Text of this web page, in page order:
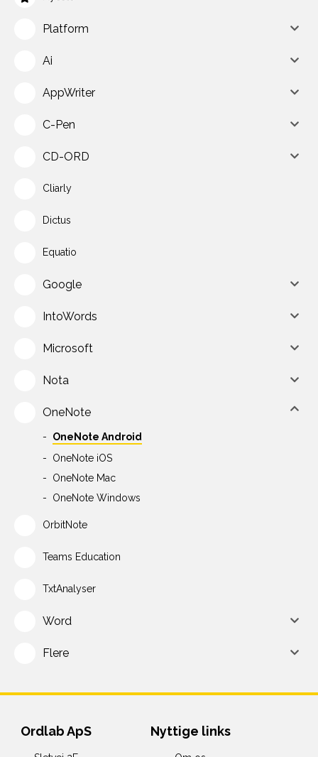
Platform
Ai
AppWriter
C-Pen
CD-ORD
Cliarly
Dictus
Equatio
Google
IntoWords
Microsoft
Nota
OneNote
OneNote Android
OneNote iOS
OneNote Mac
OneNote Windows
OrbitNote
Teams Education
TxtAnalyser
Word
Flere
Ordlab ApS Nyttige links